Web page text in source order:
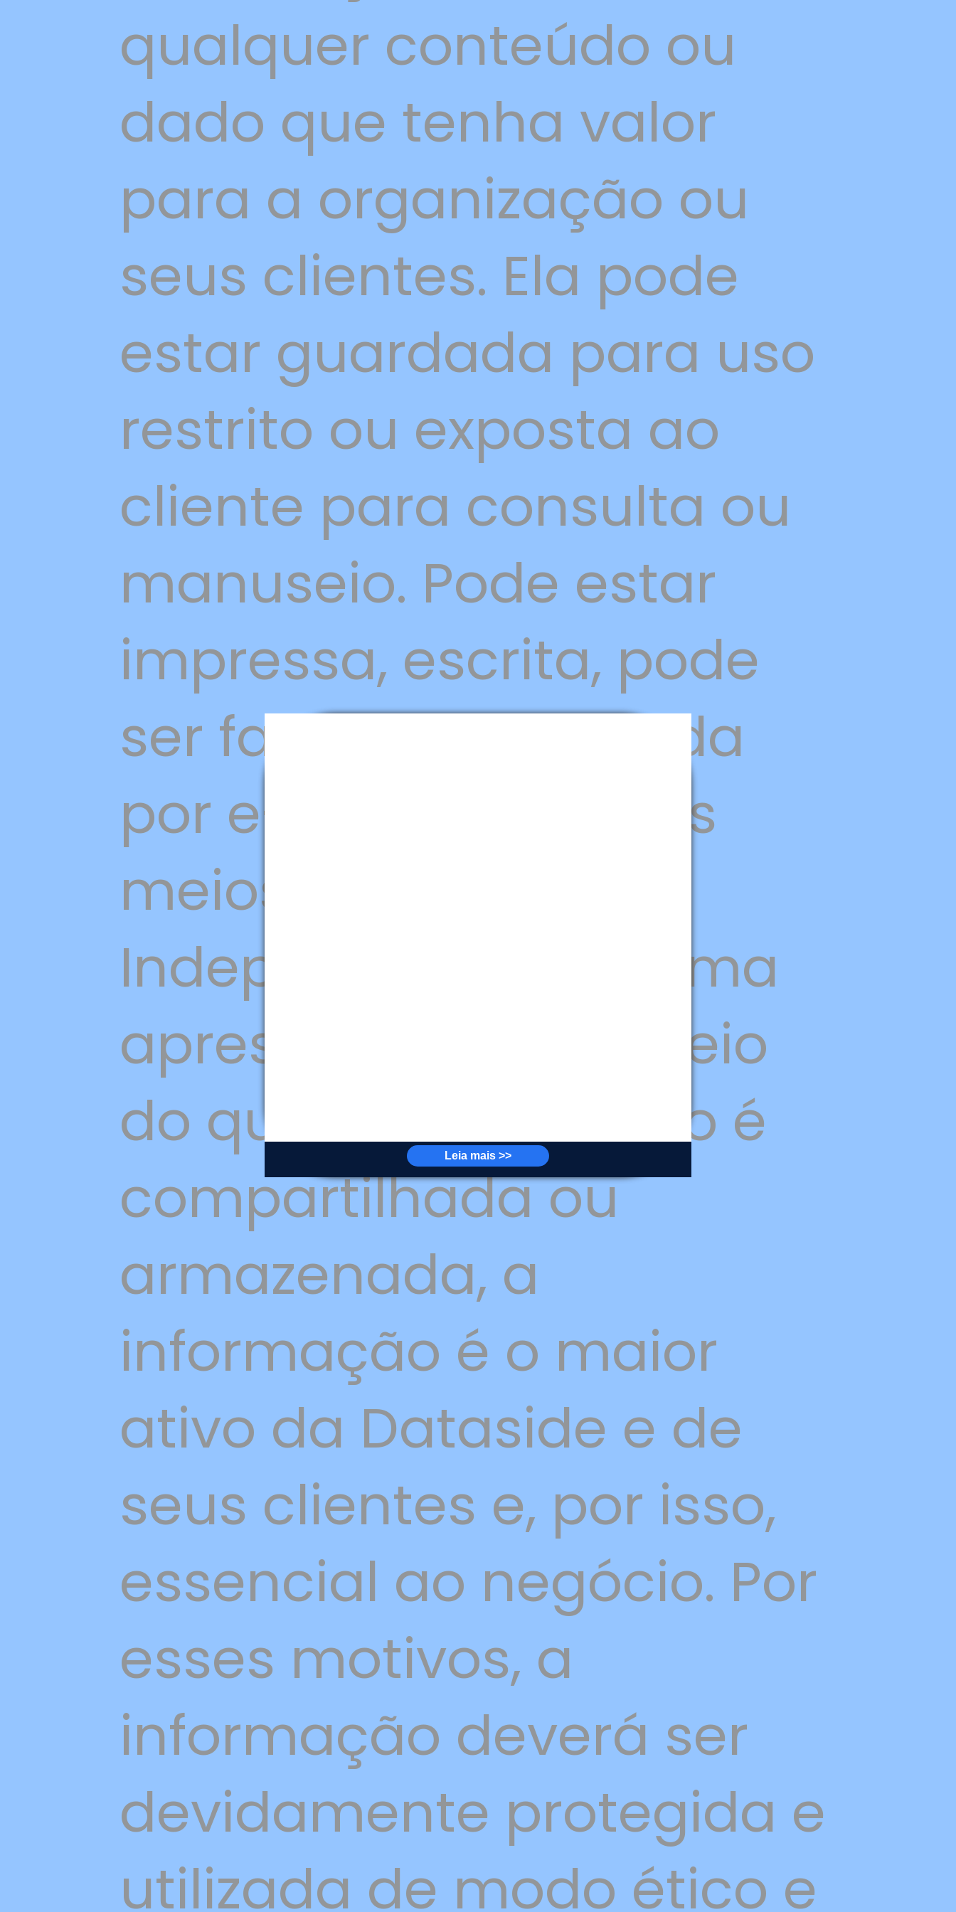
Leia mais >>
qualquer conteúdo ou
dado que tenha valor
para a organização ou
seus clientes. Ela pode
estar guardada para uso
restrito ou exposta ao
cliente para consulta ou
manuseio. Pode estar
impressa, escrita, pode
ser falada, transmitida
por e-mails ou outros
meios eletrônicos.
Independente da forma
apresentada ou o meio
do qual a informação é
compartilhada ou
armazenada, a
informação é o maior
ativo da Dataside e de
seus clientes e, por isso,
essencial ao negócio. Por
esses motivos, a
informação deverá ser
devidamente protegida e
utilizada de modo ético e